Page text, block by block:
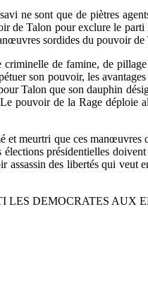
ne sont que de piètres
de Talon pour exclure le
sordides du pouvoir de
de famine, de
son pouvoir, les
Talon que son dauphin
pouvoir de la Rage déploie
meurtri que ces manœuvres
présidentielles
des libertés qui veut
DEMOCRATES AUX